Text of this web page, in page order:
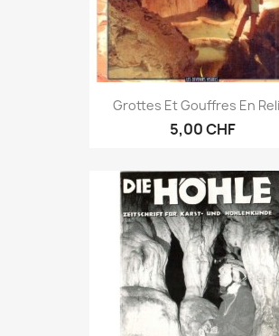
Grottes Et Gouffres En
5,00 CHF